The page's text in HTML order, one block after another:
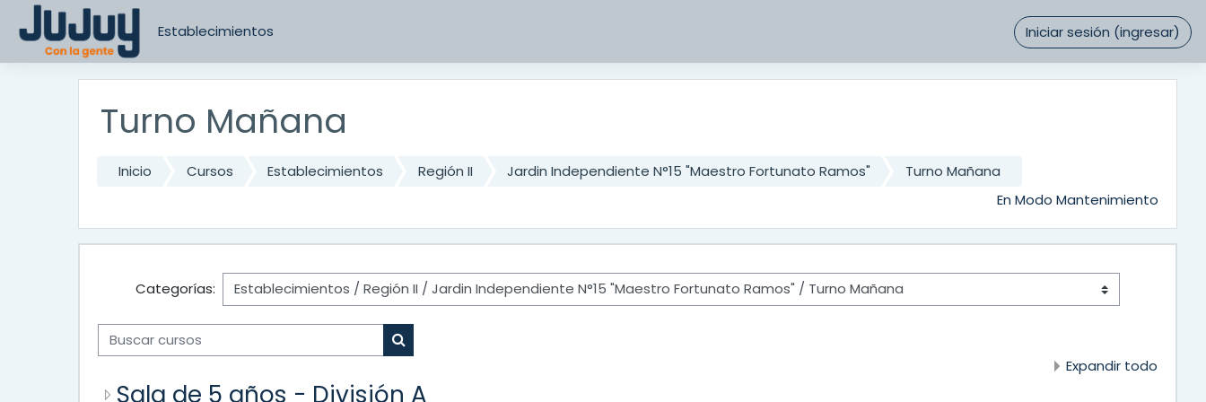
Establecimientos Iniciar sesión (ingresar)
Saltar al contenido principal
Turno Mañana
Inicio Cursos Establecimientos Región II Jardin Independiente N°15 "Maestro Fortunato Ramos"
Turno Mañana
En Modo Mantenimiento
Categorías:
Buscar cursos
Buscar cursos Expandir todo
Sala de 5 años - División A